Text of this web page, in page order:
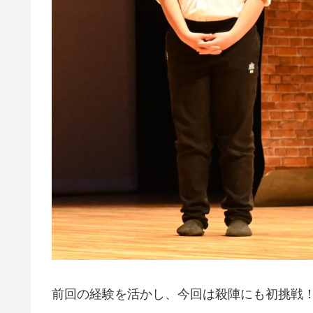
前回の経験を活かし、今回は殺陣にも初挑戦